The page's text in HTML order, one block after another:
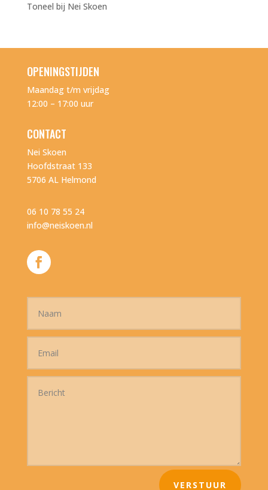
Toneel bij Nei Skoen
OPENINGSTIJDEN
Maandag t/m vrijdag
12:00 – 17:00 uur
CONTACT
Nei Skoen
Hoofdstraat 133
5706 AL Helmond
06 10 78 55 24
info@neiskoen.nl
VERSTUUR